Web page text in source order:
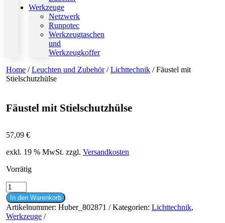
Werkzeuge
Netzwerk
Runpotec
Werkzeugtaschen
und
Werkzeugkoffer
Home /Leuchten und Zubehör/Lichttechnik / Fäustel mit
Stielschutzhülse
Fäustel mit Stielschutzhülse
57,09 €
exkl. 19 % MwSt. zzgl. Versandkosten
Vorrätig
Fäustel
mit
Stielschutzhülse
Menge
In den Warenkorb
Artikelnummer: Huber_802871 Kategorien: Lichttechnik,
Werkzeuge